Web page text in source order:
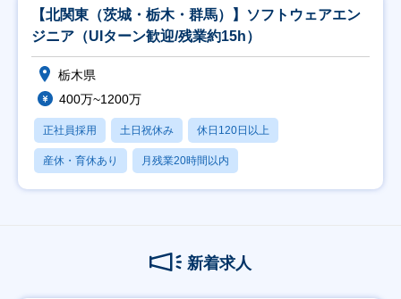
【北関東（茨城・栃木・群馬）】ソフトウェアエン
ジニア（UIターン歓迎/残業約15h）
栃木県
400万~1200万
正社員採用 土日祝休み 休日120日以上
産休・育休あり 月残業20時間以内
新着求人